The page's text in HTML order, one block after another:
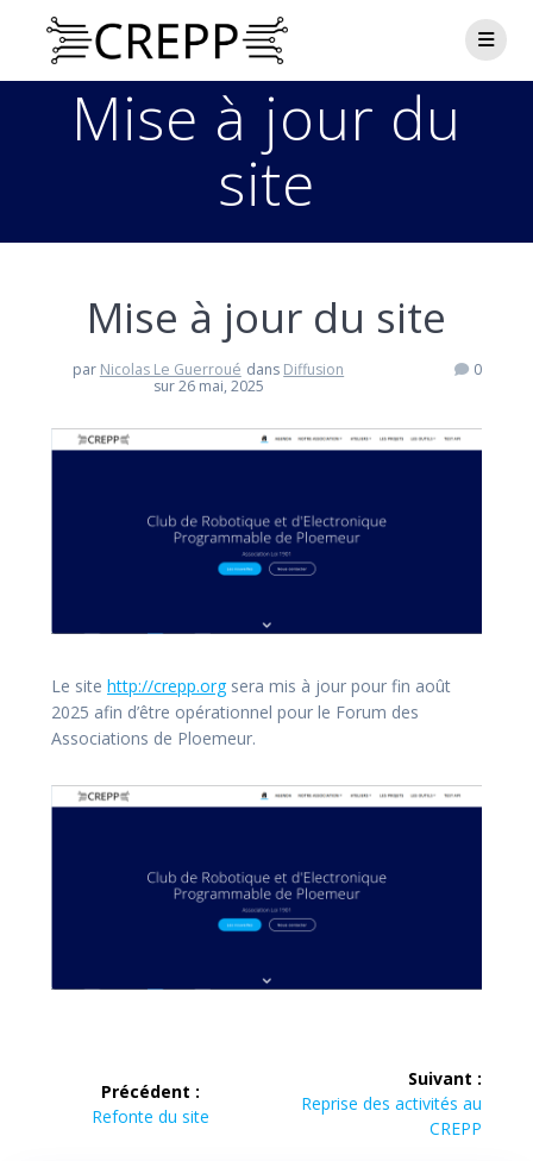
Passer
au
contenu
Mise à jour du
site
Mise à jour du site
par Nicolas Le Guerroué dans Diffusion
sur 26 mai, 2025
0
Le site http://crepp.orgsera mis à jour pour fin août
2025 afin d’être opérationnel pour le Forum des
Associations de Ploemeur.
Précédent :
Article
Refonte du site
Suivant :
Article
Reprise des activités au
CREPP